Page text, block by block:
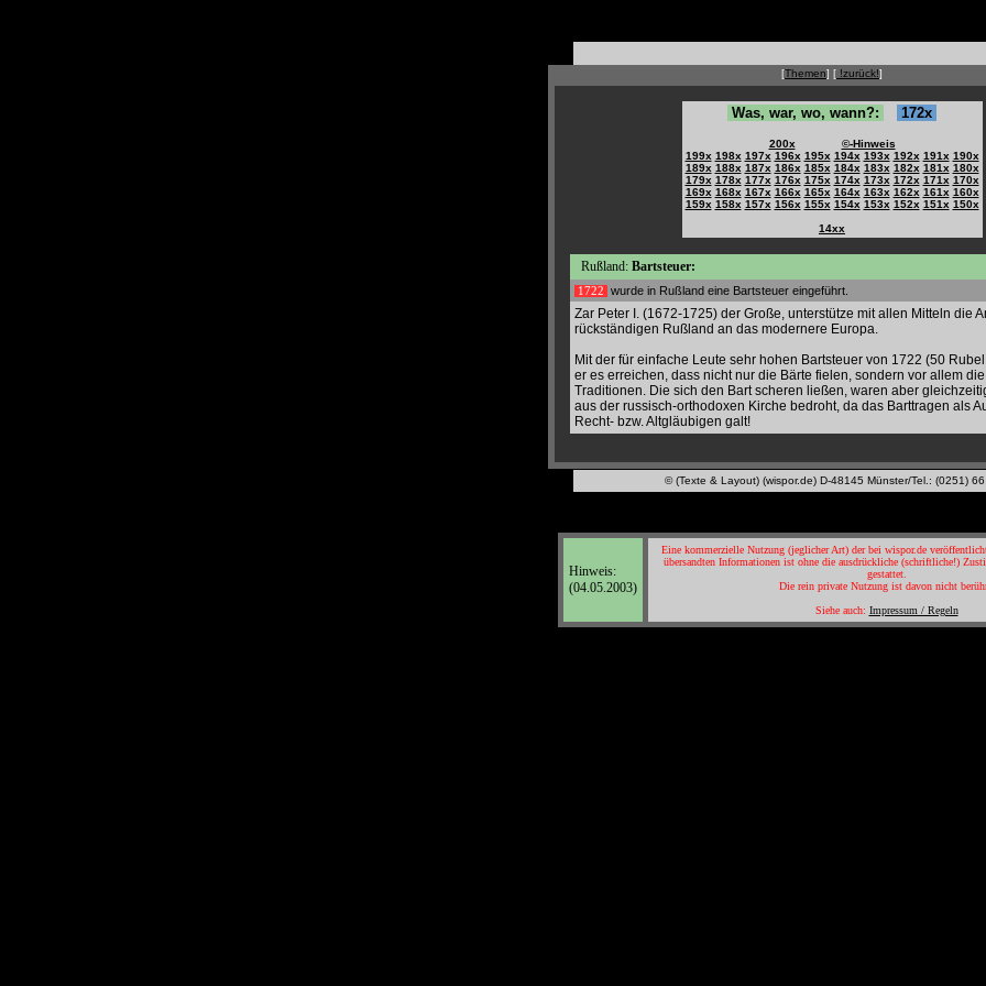
[Themen] [ !zurück!]
Was, war, wo, wann?: 172x
200x
©-Hinweis
199x 198x 197x 196x 195x 194x 193x 192x 191x 190x
189x 188x 187x 186x 185x 184x 183x 182x 181x 180x
179x 178x 177x 176x 175x 174x 173x 172x 171x 170x
169x 168x 167x 166x 165x 164x 163x 162x 161x 160x
159x 158x 157x 156x 155x 154x 153x 152x 151x 150x
14xx
Rußland: Bartsteuer:
1722 wurde in Rußland eine Bartsteuer eingeführt.
Zar Peter I. (1672-1725) der Große, unterstütze mit allen Mitteln die
rückständigen Rußland an das modernere Europa.
Mit der für einfache Leute sehr hohen Bartsteuer von 1722 (50
er es erreichen, dass nicht nur die Bärte fielen, sondern vor allem
Traditionen. Die sich den Bart scheren ließen, waren aber
aus der russisch-orthodoxen Kirche bedroht, da das Barttragen als
Recht- bzw. Altgläubigen galt!
© (Texte & Layout) (wispor.de) D-48145 Münster/Tel.: (0251)
Hinweis:
(04.05.2003)
Eine kommerzielle Nutzung (jeglicher Art) der bei wispor.de
übersandten Informationen ist ohne die ausdrückliche (schriftliche!)
gestattet.
Die rein private Nutzung ist davon nicht
Siehe auch: Impressum / Regeln